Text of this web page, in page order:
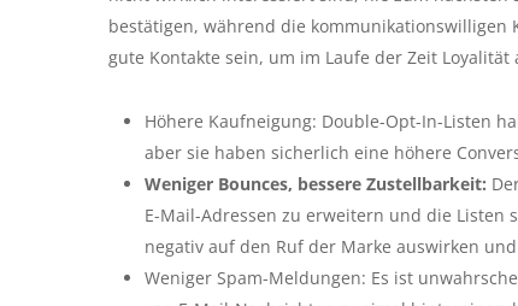
bestätigen, während die
gute Kontakte sein, um im Laufe der Zeit Loyalität
Höhere Kaufneigung: Double-Opt-In-Listen
aber sie haben sicherlich eine höhere
Weniger Bounces, bessere Zustellbarkeit:
E-Mail-Adressen zu erweitern und die
negativ auf den Ruf der Marke auswirken
Weniger Spam-Meldungen: Es ist